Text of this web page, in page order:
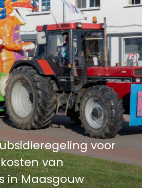
voor
van
in Maasgouw